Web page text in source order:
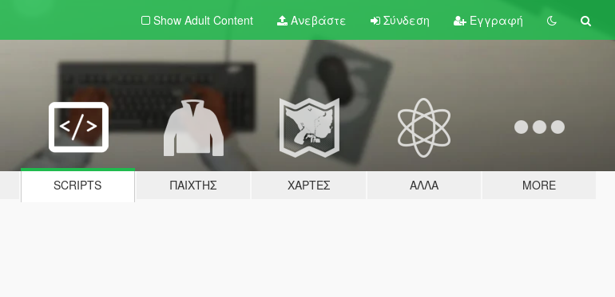
Show Adult Content Ανεβάστε Σύνδεση Εγγραφή
SCRIPTS ΠΑΊΧΤΗΣ ΧΆΡΤΕΣ ΆΛΛΑ MORE